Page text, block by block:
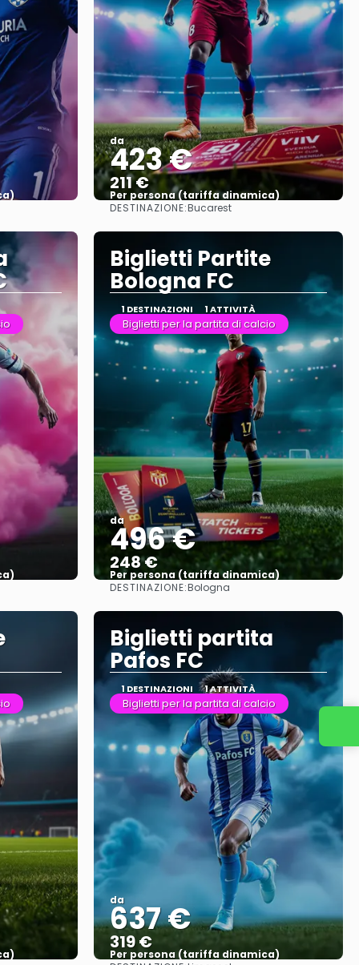
da
423 €
211 €
Per persona (tariffa dinamica)
Vedere di più
DESTINAZIONE:Bucarest
Biglietti Partite
Bologna FC
1 DESTINAZIONI 1 ATTIVITÀ
Biglietti per la partita di calcio
da
496 €
248 €
Per persona (tariffa dinamica)
Vedere di più
DESTINAZIONE:Bologna
Biglietti partita
Pafos FC
1 DESTINAZIONI 1 ATTIVITÀ
Biglietti per la partita di calcio
da
637 €
319 €
Per persona (tariffa dinamica)